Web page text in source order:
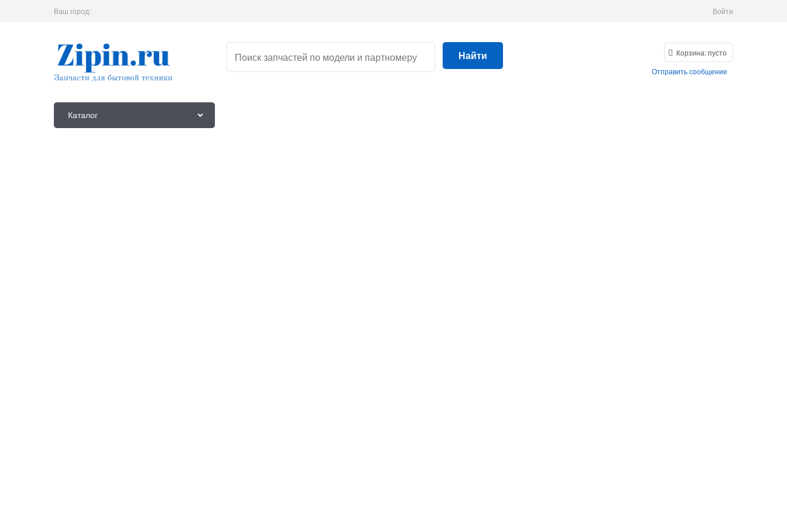
Ваш город: Войти
Найти Корзина:пусто
Отправить сообщение
Каталог